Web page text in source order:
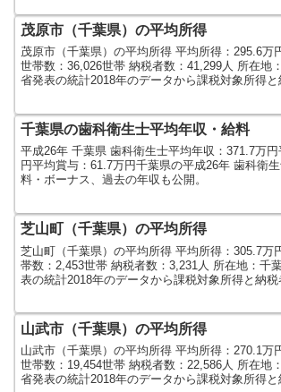
茂原市（千葉県）の平均所得
茂原市（千葉県）の平均所得 平均所得：295.6万
世帯数：36,026世帯 納税者数：41,299人 所在地
省発表の統計2018年のデータから課税対象所得
千葉県の歯科衛生士平均年収・給料
平成26年 千葉県 歯科衛生士平均年収：371.7万
円平均賞与：61.7万円千葉県の平成26年 歯科衛
料・ボーナス、過去の年収も公開。
芝山町（千葉県）の平均所得
芝山町（千葉県）の平均所得 平均所得：305.7万
帯数：2,453世帯 納税者数：3,231人 所在地：千
表の統計2018年のデータから課税対象所得と納税
山武市（千葉県）の平均所得
山武市（千葉県）の平均所得 平均所得：270.1万
世帯数：19,454世帯 納税者数：22,586人 所在地
省発表の統計2018年のデータから課税対象所得